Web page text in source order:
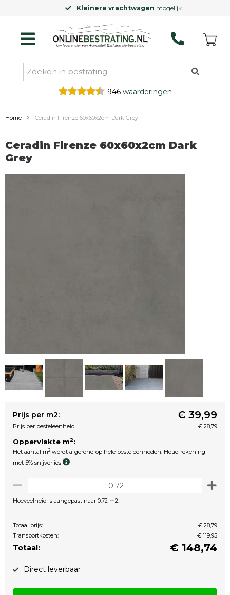
Kleinere vrachtwagenmogelijk
946 waarderingen
Home Ceradin Firenze 60x60x2cm Dark Grey
Ceradin Firenze 60x60x2cm Dark
Grey
Prijs per m2: € 39,99
Prijs per besteleenheid € 28,79
Oppervlakte m2:
Het aantal m2 wordt afgerond op hele besteleenheden. Houd rekening
met 5% snijverlies
Hoeveelheid is aangepast naar 0.72 m2.
Totaal prijs:
€ 28,79
Transportkosten:
€ 119,95
Totaal: € 148,74
Direct leverbaar